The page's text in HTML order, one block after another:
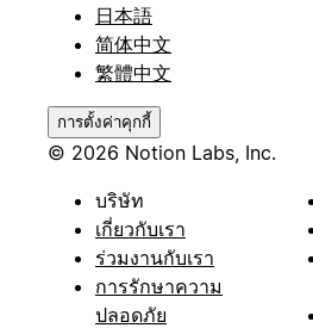
日本語
简体中文
繁體中文
การตั้งค่าคุกกี้
© 2026 Notion Labs, Inc.
บริษัท
เกี่ยวกับเรา
ร่วมงานกับเรา
การรักษาความ
ปลอดภัย